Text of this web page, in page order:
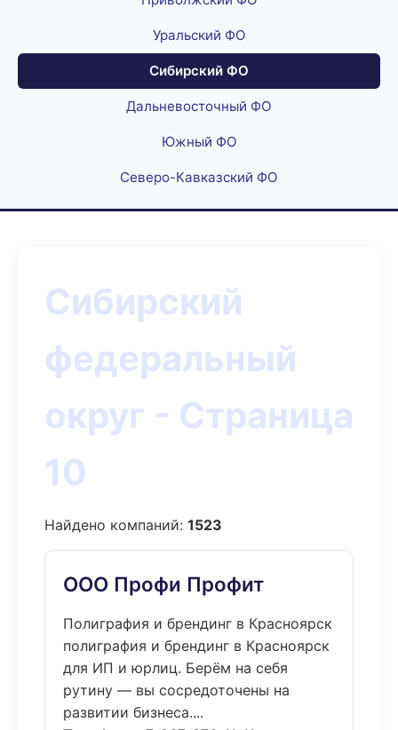
Уральский ФО
Сибирский ФО
Дальневосточный ФО
Южный ФО
Северо-Кавказский ФО
Сибирский
федеральный
округ - Страница
10
Найдено компаний: 1523
ООО Профи Профит
Полиграфия и брендинг в Красноярск
полиграфия и брендинг в Красноярск
для ИП и юрлиц. Берём на себя
рутину — вы сосредоточены на
развитии бизнеса....